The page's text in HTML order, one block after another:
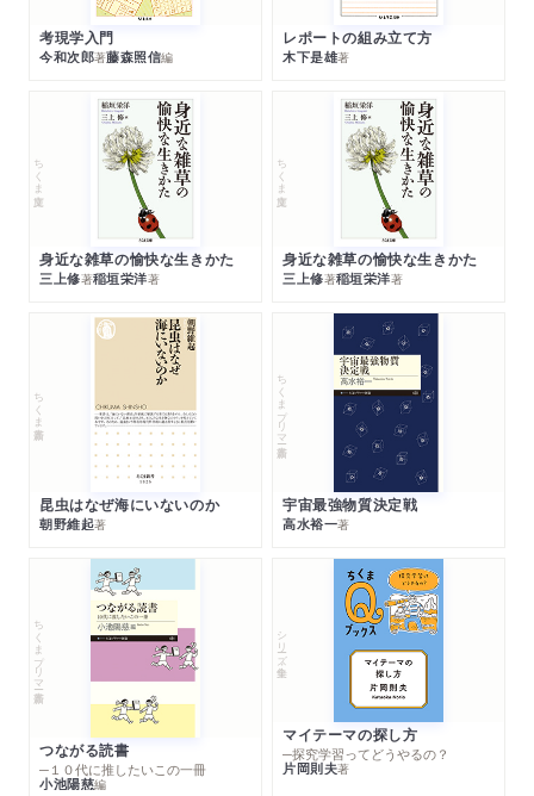
考現学入門
今和次郎著藤森照信編
レポートの組み立て方
木下是雄著
ちくま文庫
身近な雑草の愉快な生きかた
三上修著稲垣栄洋著
ちくま文庫
身近な雑草の愉快な生きかた
三上修著稲垣栄洋著
ちくま新書
昆虫はなぜ海にいないのか
朝野維起著
ちくまプリマー新書
宇宙最強物質決定戦
高水裕一著
ちくまプリマー新書
つながる読書
─１０代に推したいこの一冊
小池陽慈編
シリーズ・全集
マイテーマの探し方
─探究学習ってどうやるの？
片岡則夫著